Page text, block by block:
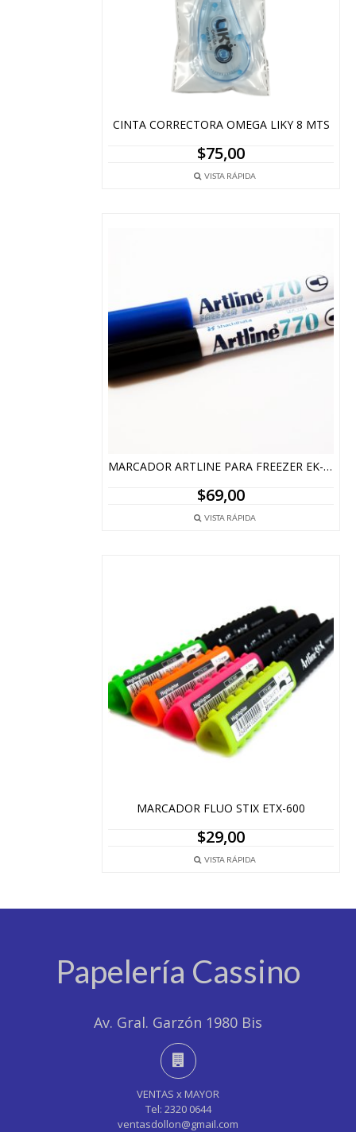
CINTA CORRECTORA OMEGA LIKY 8 MTS
$75,00
VISTA RÁPIDA
MARCADOR ARTLINE PARA FREEZER EK-770
$69,00
VISTA RÁPIDA
MARCADOR FLUO STIX ETX-600
$29,00
VISTA RÁPIDA
Papelería Cassino
Av. Gral. Garzón 1980 Bis
VENTAS x MAYOR
Tel: 2320 0644
ventasdollon@gmail.com